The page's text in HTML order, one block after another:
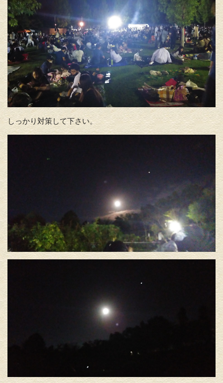
しっかり対策して下さい。